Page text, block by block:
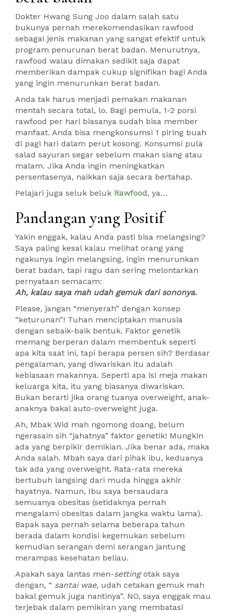
Dokter Hwang Sung Joo dalam salah satu
bukunya pernah merekomendasikan rawfood
sebagai jenis makanan yang sangat efektif untuk
program penurunan berat badan. Menurutnya,
rawfood walau dimakan sedikit saja dapat
memberikan dampak cukup signifikan bagi Anda
yang ingin menurunkan berat badan.
Anda tak harus menjadi pemakan makanan
mentah secara total, lo. Bagi pemula, 1-2 porsi
rawfood per hari biasanya sudah bisa member
manfaat. Anda bisa mengkonsumsi 1 piring buah
di pagi hari dalam perut kosong. Konsumsi pula
salad sayuran segar sebelum makan siang atau
malam. Jika Anda ingin meningkatkan
persentasenya, naikkan saja secara bertahap.
Pelajari juga seluk beluk Rawfood, ya…
Pandangan yang Positif
Yakin enggak, kalau Anda pasti bisa melangsing?
Saya paling kesal kalau melihat orang yang
ngakunya ingin melangsing, ingin menurunkan
berat badan, tapi ragu dan sering melontarkan
pernyataan semacam:
Ah, kalau saya mah udah gemuk dari sononya.
Please, jangan “menyerah” dengan konsep
“keturunan”! Tuhan menciptakan manusia
dengan sebaik-baik bentuk. Faktor genetik
memang berperan dalam membentuk seperti
apa kita saat ini, tapi berapa persen sih? Berdasar
pengalaman, yang diwariskan itu adalah
kebiasaan makannya. Seperti apa isi meja makan
keluarga kita, itu yang biasanya diwariskan.
Bukan berarti jika orang tuanya overweight, anak-
anaknya bakal auto-overweight juga.
Ah, Mbak Wid mah ngomong doang, belum
ngerasain sih “jahatnya” faktor genetik! Mungkin
ada yang berpikir demikian. Jika benar ada, maka
Anda salah. Mbah saya dari pihak ibu, keduanya
tak ada yang overweight. Rata-rata mereka
bertubuh langsing dari muda hingga akhir
hayatnya. Namun, Ibu saya bersaudara
semuanya obesitas (setidaknya pernah
mengalami obesitas dalam jangka waktu lama).
Bapak saya pernah selama beberapa tahun
berada dalam kondisi kegemukan sebelum
kemudian serangan demi serangan jantung
merampas kesehatan beliau.
Apakah saya lantas men-settingotak saya
dengan, “ santai wae, udah cetakan gemuk mah
bakal gemuk juga nantinya”. NO, saya enggak mau
terjebak dalam pemikiran yang membatasi